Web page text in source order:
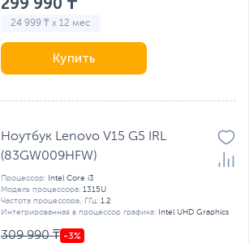
24 999 ₸ x 12 мес
Купить
Ноутбук Lenovo V15 G5 IRL
(83GW009HFW)
Процессор: Intel Core i3
Модель процессора: 1315U
Частота процессора, ГГц: 1.2
Интегрированная в процессор графика: Intel UHD Graphics
309 990 ₸